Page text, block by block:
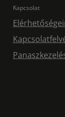
Kapcsolat